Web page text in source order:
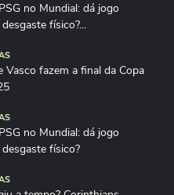
no Mundial: dá jogo
físico?...
Vasco fazem a final da Copa
no Mundial: dá jogo
físico?